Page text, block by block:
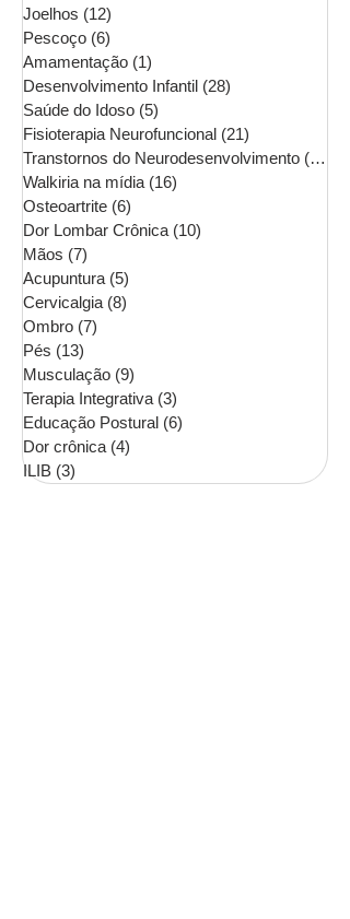
Joelhos (12)
Pescoço (6)
Amamentação (1)
Desenvolvimento Infantil (28)
Saúde do Idoso (5)
Fisioterapia Neurofuncional (21)
Transtornos do Neurodesenvolvimento (16)
Walkiria na mídia (16)
Osteoartrite (6)
Dor Lombar Crônica (10)
Mãos (7)
Acupuntura (5)
Cervicalgia (8)
Ombro (7)
Pés (13)
Musculação (9)
Terapia Integrativa (3)
Educação Postural (6)
Dor crônica (4)
ILIB (3)